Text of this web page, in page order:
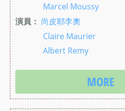
Marcel Moussy
演員： 尚皮耶李奧
Claire Maurier
Albert Remy
MORE